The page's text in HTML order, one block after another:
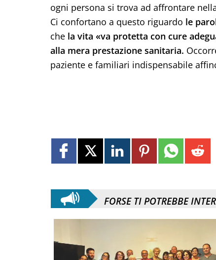
ogni persona si trova ad affrontare
Ci confortano a questo riguardo le
che la vita «va protetta con cure
alla mera prestazione sanitaria.
paziente e familiari indispensabile
FORSE TI POTREBBE